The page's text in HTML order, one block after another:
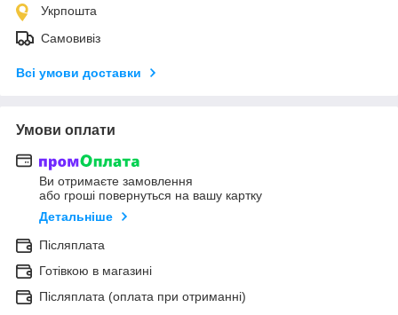
Укрпошта
Самовивіз
Всі умови доставки
Умови оплати
Ви отримаєте замовлення
або гроші повернуться на вашу картку
Детальніше
Післяплата
Готівкою в магазині
Післяплата (оплата при отриманні)